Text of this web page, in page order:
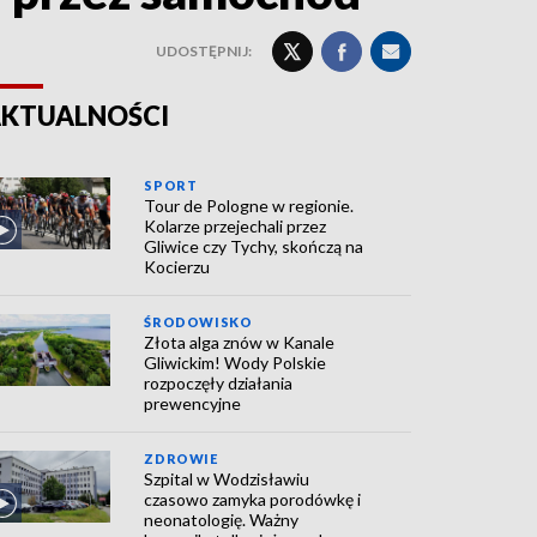
UDOSTĘPNIJ:
SPORT
Tour de Pologne w regionie.
Kolarze przejechali przez
Gliwice czy Tychy, skończą na
Kocierzu
ŚRODOWISKO
Złota alga znów w Kanale
Gliwickim! Wody Polskie
rozpoczęły działania
prewencyjne
ZDROWIE
Szpital w Wodzisławiu
czasowo zamyka porodówkę i
neonatologię. Ważny